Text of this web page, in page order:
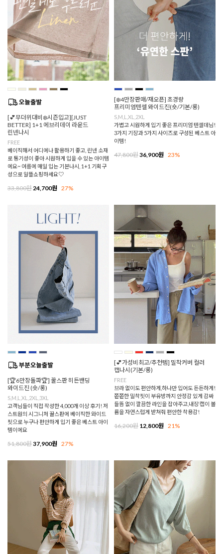
[💕무더위대비❄️시즌입고][JUST
BETTER] 1+1 에브리데이 라운드
린넨나시
FREE
베이직해서 어디에나 활용하기 좋고, 린넨 소재
로 통기성이 좋아 시원하게 입을 수 있는 아이템
에요~ 여름에 매일 입는 기본나시, 1+1 기획구
성으로 알뜰쇼핑하세요♡
33,800원24,700원 27%
[❄️4만장판매/재오픈] 초경량
프리미엄텐셀 와이드진(숏/기본/롱)
S,M,L,XL,2XL
가볍고 시원하게 입기 좋은 프리미엄 텐셀데님!
3가지 기장과 5가지 사이즈로 구성된 베스트 아
이템!
47,800원36,900원 23%
[🏆6만장돌파🏆] 꿀스판 히든밴딩
와이드진 (숏/롱)
S,M,L,XL,2XL,3XL
고객님들이 직접 작성한 4,000개 이상 후기! 저
스트원의 시그니처 꿀스판에 베이직한 와이드
핏으로 누구나 편안하게 입기 좋은 베스트 아이
템이에요
51,800원37,900원 27%
[💕가성비최고/추천템] 밀착커버 컬러
캡나시(기본/롱)
FREE
브라 없이도 편안하게,하나만 입어도 든든하게!
쫀쫀한 밀착핏이 부유방까지 안정감 있게 감싸
들뜸 없이 깔끔한 라인을 잡아주고,내장 캡이 볼
륨을 자연스럽게 받쳐줘 편안한 착용감!
16,200원 12,800원 21%